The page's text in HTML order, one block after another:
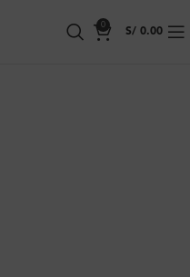
0
S/ 0.00